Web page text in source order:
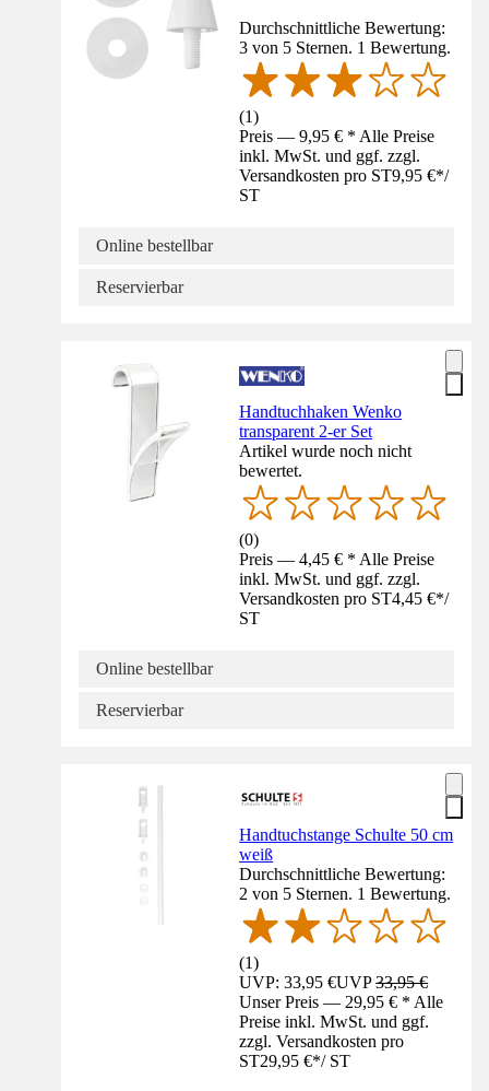
Durchschnittliche Bewertung:
3 von 5 Sternen. 1 Bewertung.
(1)
Preis — 9,95 € * Alle Preise
inkl. MwSt. und ggf. zzgl.
Versandkosten pro ST9,95 €*/
ST
Online bestellbar
Reservierbar
Handtuchhaken Wenko
transparent 2-er Set
Artikel wurde noch nicht
bewertet.
(0)
Preis — 4,45 € * Alle Preise
inkl. MwSt. und ggf. zzgl.
Versandkosten pro ST4,45 €*/
ST
Online bestellbar
Reservierbar
Handtuchstange Schulte 50 cm
weiß
Durchschnittliche Bewertung:
2 von 5 Sternen. 1 Bewertung.
(1)
UVP: 33,95 €UVP33,95 €
Unser Preis — 29,95 € * Alle
Preise inkl. MwSt. und ggf.
zzgl. Versandkosten pro
ST29,95 €*/ ST